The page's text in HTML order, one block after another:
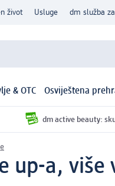
život Usluge dm služba
& OTC Osviještena
dm active beauty:
up-a, više